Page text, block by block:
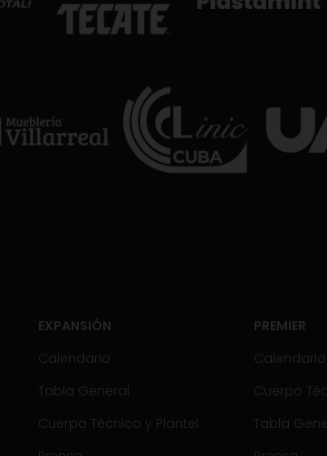
EXPANSIÓN
Calendario
Tabla General
Cuerpo Técnico y Plantel
PREMIER
Calendario
Cuerpo
Tabla